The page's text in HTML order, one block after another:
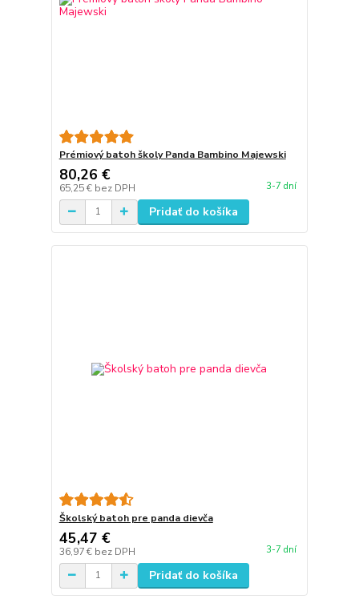
Prémiový batoh školy Panda Bambino Majewski
80,26 €
65,25 € bez DPH 3-7 dní
Pridať do košíka
Školský batoh pre panda dievča
45,47 €
36,97 € bez DPH 3-7 dní
Pridať do košíka